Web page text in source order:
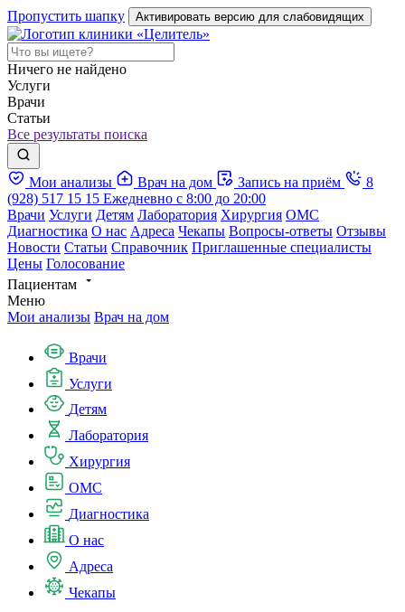
Пропустить шапку Активировать версию для слабовидящих
Ничего не найдено
Услуги
Врачи
Статьи
Все результаты поиска
Мои анализы Врач на дом Запись на приём
8
(928) 517 15 15 Ежедневно с 8:00 до 20:00
Врачи Услуги Детям Лаборатория Хирургия ОМС
Диагностика О нас Адреса Чекапы Вопросы-ответы Отзывы
Новости Статьи Справочник Приглашенные специалисты
Цены Голосование
Пациентам
Меню
Мои анализы Врач на дом
Врачи
Услуги
Детям
Лаборатория
Хирургия
ОМС
Диагностика
О нас
Адреса
Чекапы